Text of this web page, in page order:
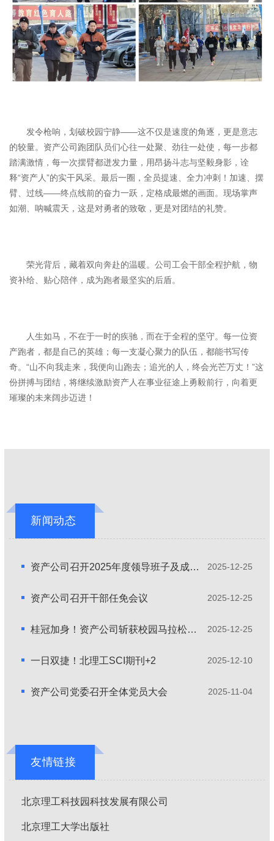
发令枪响，划破校园宁静——这不仅是速度的角逐，更是意志
的较量。资产公司跑团队员们心往一处聚、劲往一处使，每一步都
踏满激情，每一次摆臂都迸发力量，用昂扬斗志与坚毅身影，诠
释“资产人”的实干风采。最后一圈，全员提速、全力冲刺！加速、摆
臂、过线——终点线前的奋力一跃，定格成最燃的画面。现场掌声
如潮、呐喊震天，这是对勇者的致敬，更是对团结的礼赞。
荣光背后，藏着双向奔赴的温暖。公司工会干部全程护航，物
资补给、贴心陪伴，成为跑者最坚实的后盾。
人生如马，不在于一时的疾驰，而在于全程的坚守。每一位资
产跑者，都是自己的英雄；每一支凝心聚力的队伍，都能书写传
奇。“山不向我走来，我便向山跑去；追光的人，终会光芒万丈！”这
份拼搏与团结，将继续激励资产人在事业征途上勇毅前行，向着更
璀璨的未来阔步迈进！
新闻动态
2025-12-25
资产公司召开2025年度领导班子及成员述职述廉会
2025-12-25
资产公司召开干部任免会议
2025-12-25
桂冠加身！资产公司斩获校园马拉松团跑一等奖
2025-12-10
一日双捷！北理工SCI期刊+2
2025-11-04
资产公司党委召开全体党员大会
友情链接
北京理工科技园科技发展有限公司
北京理工大学出版社